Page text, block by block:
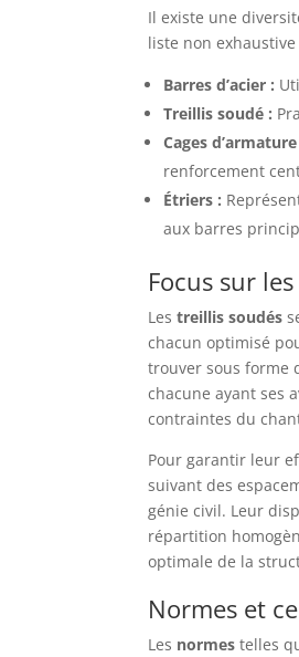
Il existe une
liste non
Barres d’acier :
Treillis soudé :
Cages d’armature
renforcement
Étriers :
aux barres
Focus sur
Lestreillis soudés
chacun optimisé
trouver sous forme
chacune ayant ses
contraintes du
Pour garantir leur
suivant des
génie civil. Leur
répartition
optimale de la
Normes et
Les normes telles